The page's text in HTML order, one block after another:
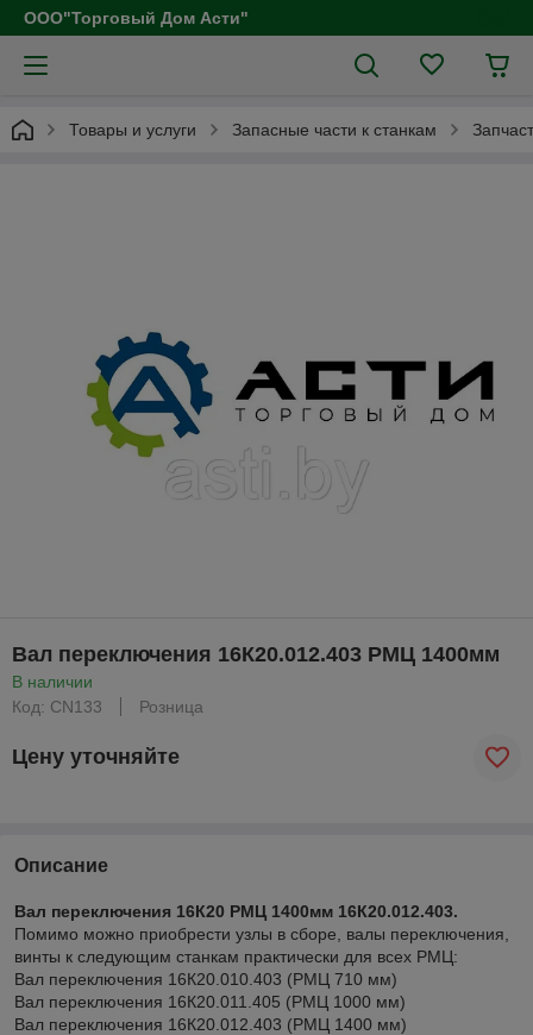
ООО"Торговый Дом Асти"
Товары и услуги Запасные части к станкам
Вал переключения 16К20.012.403 РМЦ 1400мм
В наличии
Код: CN133
Розница
Цену уточняйте
Описание
Вал переключения 16К20 РМЦ 1400мм 16К20.012.403.
Помимо можно приобрести узлы в сборе, валы переключения,
винты к следующим станкам практически для всех РМЦ:
Вал переключения 16К20.010.403 (РМЦ 710 мм)
Вал переключения 16К20.011.405 (РМЦ 1000 мм)
Вал переключения 16К20.012.403 (РМЦ 1400 мм)